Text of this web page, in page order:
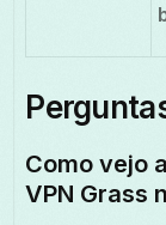
Como vejo
VPN Grass